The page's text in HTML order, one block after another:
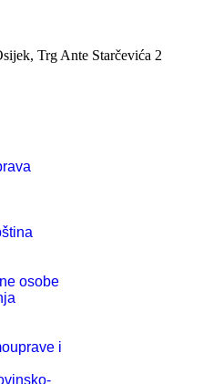
Trg Ante Starčevića 2
osobe
i